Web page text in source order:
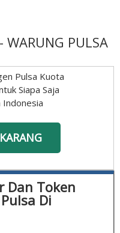
WARUNG PULSA
Pulsa Kuota
Siapa Saja
Indonesia
Dan Token
Di